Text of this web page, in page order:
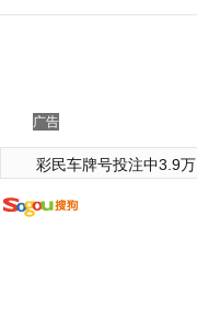
广告
彩民车牌号投注中3.9万